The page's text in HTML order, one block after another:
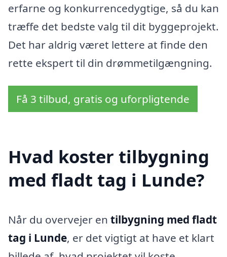
erfarne og konkurrencedygtige, så du kan
træffe det bedste valg til dit byggeprojekt.
Det har aldrig været lettere at finde den
rette ekspert til din drømmetilgængning.
Få 3 tilbud, gratis og uforpligtende
Hvad koster tilbygning
med fladt tag i Lunde?
Når du overvejer en tilbygning med fladt
tag i Lunde, er det vigtigt at have et klart